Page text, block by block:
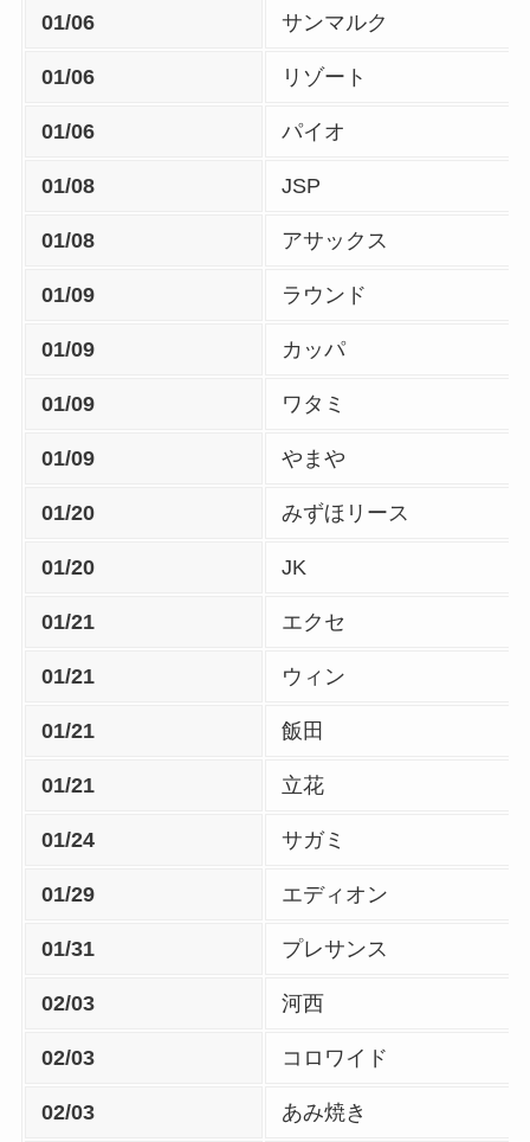
01/06 サンマルク
01/06 リゾート
01/06 パイオ
01/08 JSP
01/08 アサックス
01/09 ラウンド
01/09 カッパ
01/09 ワタミ
01/09 やまや
01/20 みずほリース
01/20 JK
01/21 エクセ
01/21 ウィン
01/21 飯田
01/21 立花
01/24 サガミ
01/29 エディオン
01/31 プレサンス
02/03 河西
02/03 コロワイド
02/03 あみ焼き